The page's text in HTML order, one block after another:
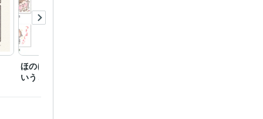
Canva:0年
加工、切
ほのぼの子どもとわいわ
いうさぎ